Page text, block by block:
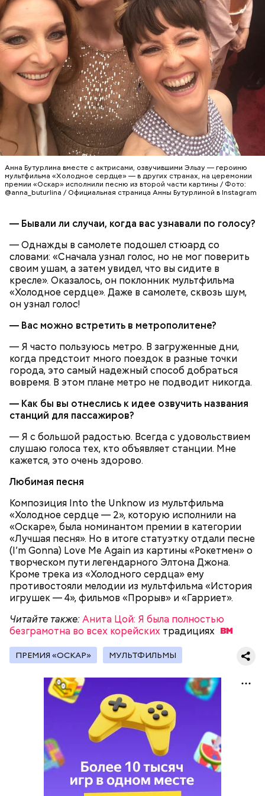
Анна Бутурлина вместе с актрисами, озвучившими Эльзу — героиню
мультфильма «Холодное сердце» — в других странах, на церемонии
премии «Оскар» исполнили песню из второй части картины / Фото:
@anna_buturlina / Официальная страница Анны Бутурлиной в Instagram
— Бывали ли случаи, когда вас узнавали по голосу?
— Однажды в самолете подошел стюард со
словами: «Сначала узнал голос, но не мог поверить
своим ушам, а затем увидел, что вы сидите в
кресле». Оказалось, он поклонник мультфильма
«Холодное сердце». Даже в самолете, сквозь шум,
он узнал голос!
— Вас можно встретить в метрополитене?
— Я часто пользуюсь метро. В загруженные дни,
когда предстоит много поездок в разные точки
города, это самый надежный способ добраться
вовремя. В этом плане метро не подводит никогда.
— Как бы вы отнеслись к идее озвучить названия
станций для пассажиров?
— Я с большой радостью. Всегда с удовольствием
слушаю голоса тех, кто объявляет станции. Мне
кажется, это очень здорово.
Любимая песня
Композиция Into the Unknow из мультфильма
«Холодное сердце — 2», которую исполнили на
«Оскаре», была номинантом премии в категории
«Лучшая песня». Но в итоге статуэтку отдали песне
(I’m Gonna) Love Me Again из картины «Рокетмен» о
творческом пути легендарного Элтона Джона.
Кроме трека из «Холодного сердца» ему
противостояли мелодии из мультфильма «История
игрушек — 4», фильмов «Прорыв» и «Гарриет».
Читайте также:Анита Цой: Я была полностью
безграмотна во всех корейских традициях
ПРЕМИЯ «ОСКАР» МУЛЬТФИЛЬМЫ
Как рассказывает Житие, преподобный родился в
городке Патаре. С детства Николай проникся
Как гласит предание, совершая паломничество в
Иерусалим, Николай Чудотворец по просьбе
отчаявшихся путников молитвой успокоил
разбушевавшееся море.
А еще, удержав меч палача, святой Николай спас от
смерти трех мужей, невинно осужденных
корыстолюбивым градоначальником.
За свою земную жизнь он совершил множество
добрых дел во славу Божию.
Святитель Николай дожил до глубокой старости и
скончался в середине IV века. По церковному
преданию, мощи святого сохранились нетленными
и источали чудесное миро, от которого исцелилось
множество людей. В 1087 году мощи Николая
Угодника были перенесены в итальянский город
Бар (Бари), где находятся и поныне.
2-3 картофелины,
1 некрупный помидор,
2 корня сельдерея,
салатная заправка.
Очищенный сырой салатный сельдерей
нашинковать соломкой. Яблоки очистить от
кожицы и семян, нарезать ломтиками. Так же
нарезать вареный картофель. Продукты
перемешать, полить салатной заправкой, выложить
в салатник горкой и украсить веточками
сельдерея, кусочками свежих помидоров и
ломтиками яблок.
Кабачки в овощном соусе